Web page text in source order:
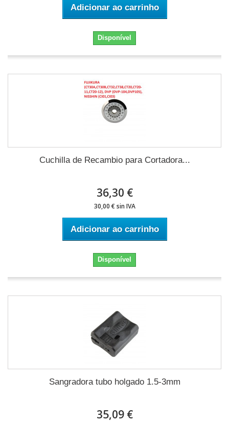
Adicionar ao carrinho
Disponível
Cuchilla de Recambio para Cortadora...
36,30 €
30,00 € sin IVA
Adicionar ao carrinho
Disponível
Sangradora tubo holgado 1.5-3mm
35,09 €